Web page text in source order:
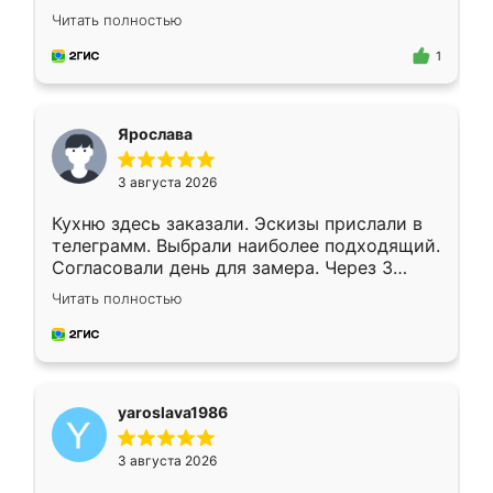
короткие сроки изготовления. Приехавший
для замера сотрудник Владислав
предложил по моему эскизу самый
Читать полностью
1
Ярослава
3 августа 2026
Кухню здесь заказали. Эскизы прислали в
телеграмм. Выбрали наиболее подходящий.
Согласовали день для замера. Через 3
недели кухня была уже готова. Остались
довольны работой. Спасибо Ренессанс
мебель за качественную работу!
Читать полностью
yaroslava1986
3 августа 2026